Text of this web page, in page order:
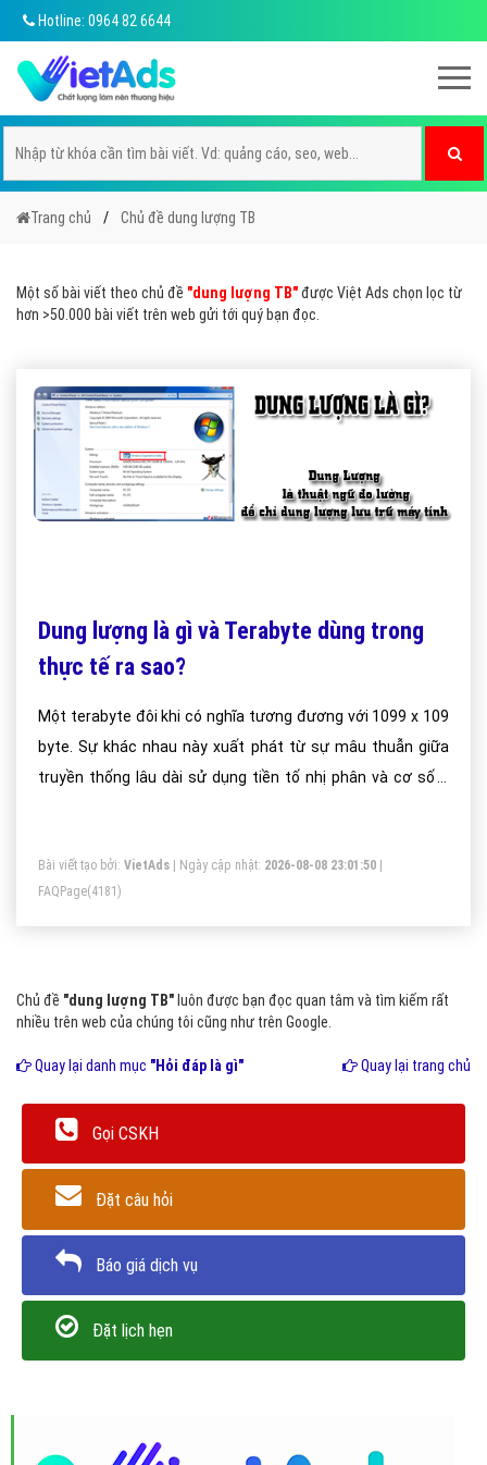
Hotline: 0964 82 6644
Trang chủ Chủ đề dung lượng TB
Một số bài viết theo chủ đề "dung lượng TB"được Việt Ads chọn lọc từ
hơn >50.000 bài viết trên web gửi tới quý bạn đọc.
Dung lượng là gì và Terabyte dùng trong
thực tế ra sao?
Một terabyte đôi khi có nghĩa tương đương với 1099 x 109
byte. Sự khác nhau này xuất phát từ sự mâu thuẫn giữa
truyền thống lâu dài sử dụng tiền tố nhị phân và cơ số 2
nghiệp
Bài viết tạo bởi: VietAds | Ngày cập nhật: 2026-08-08 23:01:50
FAQPage(4181)
Chủ đề "dung lượng TB" luôn được bạn đọc quan tâm và tìm kiếm rất
nhiều trên web của chúng tôi cũng như trên Google.
Quay lại danh mục "Hỏi đáp là gì" Quay lại trang chủ
Gọi CSKH
Đặt câu hỏi
Báo giá dịch vụ
Đặt lịch hẹn